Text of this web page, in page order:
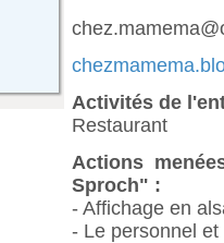
Activités de
Restaurant
Actions
Sproch" :
- Affichage en
- Le personnel